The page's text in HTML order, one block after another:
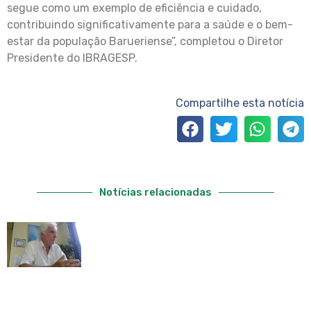
segue como um exemplo de eficiência e cuidado,
contribuindo significativamente para a saúde e o bem-
estar da população Barueriense”, completou o Diretor
Presidente do IBRAGESP.
Compartilhe esta notícia
Notícias relacionadas